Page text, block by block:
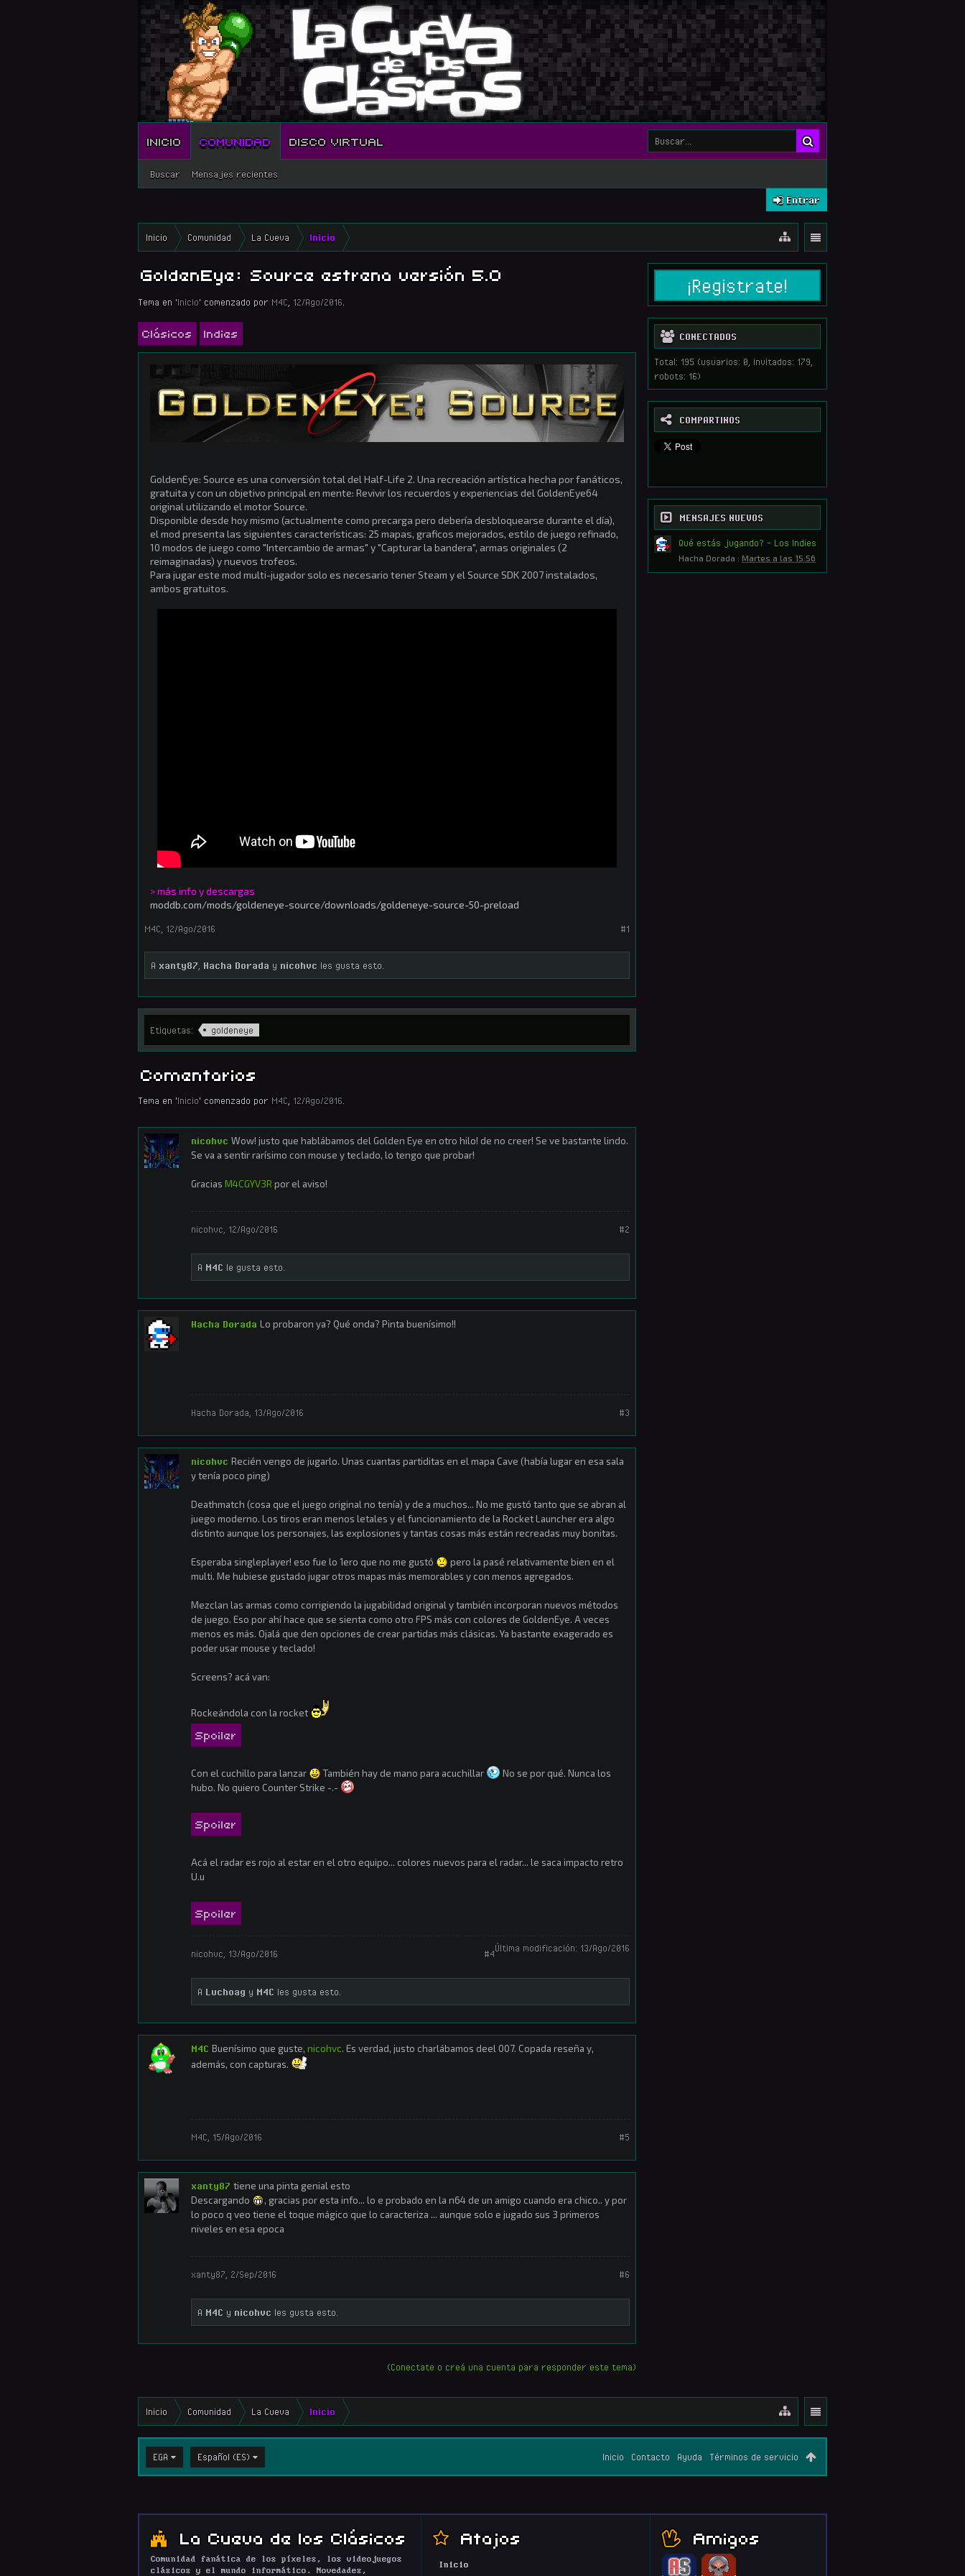
INICIO COMUNIDAD
Buscar Mensajes recientes
DISCO VIRTUAL
Entrar
Inicio Comunidad La Cueva Inicio
GoldenEye: Source estrena versión 5.0
Tema en 'Inicio' comenzado por M4C 12/Ago/2016
Clásicos Indies
GoldenEye: Source es una conversión total del Half-Life 2. Una recreación artística hecha por fanáticos,
gratuita y con un objetivo principal en mente: Revivir los recuerdos y experiencias del GoldenEye64
original utilizando el motor Source.
Disponible desde hoy mismo (actualmente como precarga pero debería desbloquearse durante el día),
el mod presenta las siguientes características: 25 mapas, graficos mejorados, estilo de juego refinado,
10 modos de juego como "Intercambio de armas" y "Capturar la bandera", armas originales (2
reimaginadas) y nuevos trofeos.
Para jugar este mod multi-jugador solo es necesario tener Steam y el Source SDK 2007 instalados,
ambos gratuitos.
> más info y descargas
moddb.com/mods/goldeneye-source/downloads/goldeneye-source-50-preload
#1
M4C 12/Ago/2016
A xanty87 Hacha Dorada y nicohvc les gusta esto.
Etiquetas: goldeneye
Comentarios
Tema en 'Inicio' comenzado por M4C 12/Ago/2016
nicohvc Wow! justo que hablábamos del Golden Eye en otro hilo! de no creer! Se ve bastante lindo.
Se va a sentir rarísimo con mouse y teclado, lo tengo que probar!
Gracias M4CGYV3R por el aviso!
nicohvc 12/Ago/2016 #2
A M4C le gusta esto.
Hacha Dorada Lo probaron ya? Qué onda? Pinta buenísimo!!
Hacha Dorada 13/Ago/2016 #3
nicohvc Recién vengo de jugarlo. Unas cuantas partiditas en el mapa Cave (había lugar en esa sala
y tenía poco ping)
Deathmatch (cosa que el juego original no tenía) y de a muchos... No me gustó tanto que se abran al
juego moderno. Los tiros eran menos letales y el funcionamiento de la Rocket Launcher era algo
distinto aunque los personajes, las explosiones y tantas cosas más están recreadas muy bonitas.
Esperaba singleplayer! eso fue lo 1ero que no me gustó
pero la pasé relativamente bien en el
multi. Me hubiese gustado jugar otros mapas más memorables y con menos agregados.
Mezclan las armas como corrigiendo la jugabilidad original y también incorporan nuevos métodos
de juego. Eso por ahí hace que se sienta como otro FPS más con colores de GoldenEye. A veces
menos es más. Ojalá que den opciones de crear partidas más clásicas. Ya bastante exagerado es
poder usar mouse y teclado!
Screens? acá van:
Rockeándola con la rocket
Spoiler
Con el cuchillo para lanzar También hay de mano para acuchillar
No se por qué. Nunca los
hubo. No quiero Counter Strike -.-
Spoiler
Acá el radar es rojo al estar en el otro equipo... colores nuevos para el radar... le saca impacto retro
U.u
Spoiler
Última modificación: 13/Ago/2016
nicohvc 13/Ago/2016 #4
A Luchoag y M4C les gusta esto.
M4C Buenísimo que guste, nicohvc. Es verdad, justo charlábamos deel 007. Copada reseña y,
además, con capturas.
M4C 15/Ago/2016 #5
xanty87 tiene una pinta genial esto
Descargando
, gracias por esta info... lo e probado en la n64 de un amigo cuando era chico.. y por
lo poco q veo tiene el toque mágico que lo caracteriza ... aunque solo e jugado sus 3 primeros
niveles en esa epoca
xanty87 2/Sep/2016 #6
A M4C y nicohvc les gusta esto.
(Conectate o creá una cuenta para responder este tema)
¡Registrate!
CONECTADOS
Total: 195 (usuarios: 0, invitados: 179,
robots: 16)
COMPARTINOS
MENSAJES NUEVOS
Qué estás jugando? - Los Indies
Hacha Dorada : Martes a las 15:56
Inicio Comunidad La Cueva Inicio
EGA Español (ES) Inicio Contacto Ayuda Términos de servicio
La Cueva de los Clásicos
Comunidad fanática de los píxeles, los videojuegos
clásicos y el mundo informático. Novedades,
Atajos
Inicio
Amigos